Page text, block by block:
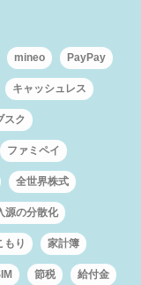
mineo PayPay
キャッシュレス
スク
ファミペイ
全世界株式
源の分散化
もり 家計簿
節税 給付金